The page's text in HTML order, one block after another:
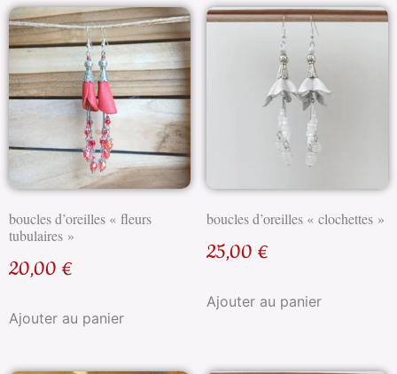
boucles d’oreilles « fleurs
tubulaires »
20,00 €
Ajouter au panier
boucles d’oreilles « clochettes »
25,00 €
Ajouter au panier